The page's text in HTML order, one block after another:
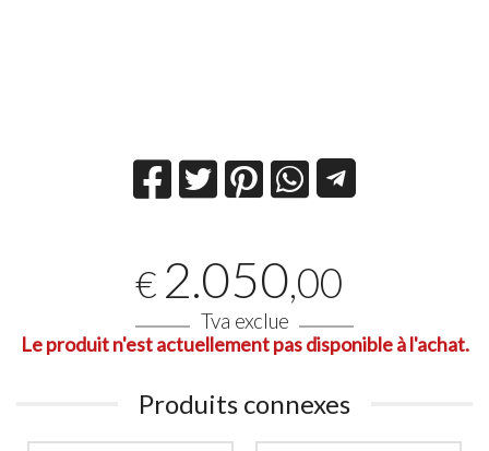
€ 2.050,00
Tva exclue
Le produit n'est actuellement pas disponible à l'achat.
Produits connexes